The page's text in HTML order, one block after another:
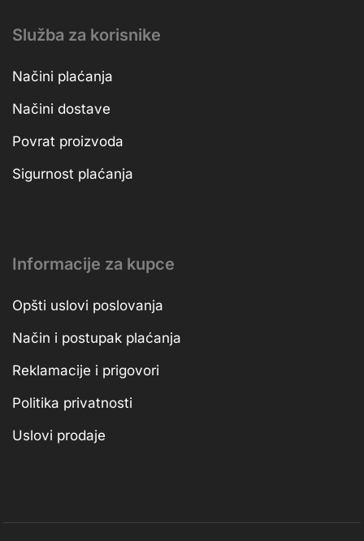
Služba za korisnike
Načini plaćanja
Načini dostave
Povrat proizvoda
Sigurnost plaćanja
Informacije za kupce
Opšti uslovi poslovanja
Način i postupak plaćanja
Reklamacije i prigovori
Politika privatnosti
Uslovi prodaje